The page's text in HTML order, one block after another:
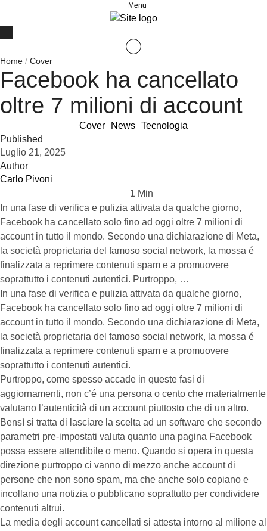
Menu
Home / Cover
Facebook ha cancellato
oltre 7 milioni di account
Cover News Tecnologia
Published
Luglio 21, 2025
Author
Carlo Pivoni
1 Min
In una fase di verifica e pulizia attivata da qualche giorno,
Facebook ha cancellato solo fino ad oggi oltre 7 milioni di
account in tutto il mondo. Secondo una dichiarazione di Meta,
la società proprietaria del famoso social network, la mossa é
finalizzata a reprimere contenuti spam e a promuovere
soprattutto i contenuti autentici. Purtroppo, …
In una fase di verifica e pulizia attivata da qualche giorno,
Facebook ha cancellato solo fino ad oggi oltre 7 milioni di
account in tutto il mondo. Secondo una dichiarazione di Meta,
la società proprietaria del famoso social network, la mossa é
finalizzata a reprimere contenuti spam e a promuovere
soprattutto i contenuti autentici.
Purtroppo, come spesso accade in queste fasi di
aggiornamenti, non c’é una persona o cento che materialmente
valutano l’autenticità di un account piuttosto che di un altro.
Bensì si tratta di lasciare la scelta ad un software che secondo
parametri pre-impostati valuta quanto una pagina Facebook
possa essere attendibile o meno. Quando si opera in questa
direzione purtroppo ci vanno di mezzo anche account di
persone che non sono spam, ma che anche solo copiano e
incollano una notizia o pubblicano soprattutto per condividere
contenuti altrui.
La media degli account cancellati si attesta intorno al milione al